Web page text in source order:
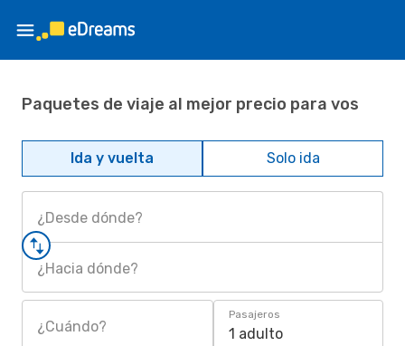
Paquetes de viaje al mejor precio para vos
Ida y vuelta Solo ida
¿Desde dónde?
¿Hacia dónde?
¿Cuándo?
Pasajeros
1 adulto